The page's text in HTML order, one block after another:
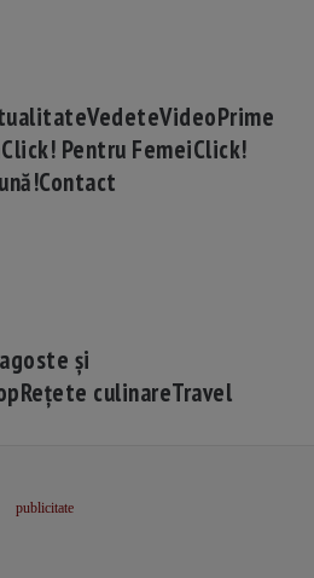
VedeteVideoPrime
Click! Pentru FemeiClick!
Contact
și
Rețete culinareTravel